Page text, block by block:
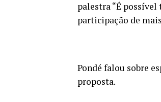
palestra “É possível
participação de
Pondé falou sobre
proposta.